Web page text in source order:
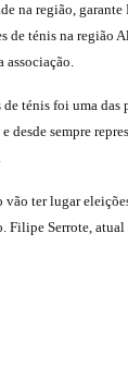
na região,
de ténis na região
associação.
de ténis foi uma
desde sempre
ter lugar
Filipe Serrote,